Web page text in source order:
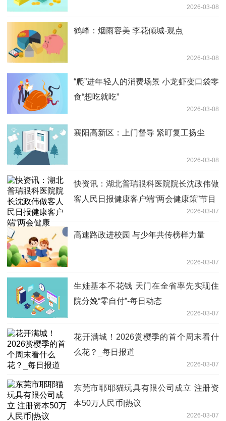
2026-03-08
鹤峰：烟雨容美 李花倾城-观点
2026-03-08
“爬”进年轻人的消费场景 小龙虾变口袋零
食“想吃就吃”
2026-03-08
襄阳高新区：上门督导 紧盯复工扬尘
2026-03-08
快资讯：湖北普瑞眼科医院院长沈政伟做
客人民日报健康客户端“两会健康策”节目
2026-03-07
高速路政进校园 与少年共传榜样力量
2026-03-07
生娃基本不花钱 天门在全省率先实现住
院分娩“零自付”-每日动态
2026-03-07
花开满城！2026赏樱季的首个周末看什
么花？_每日报道
2026-03-07
东莞市耶耶猫玩具有限公司成立 注册资
本50万人民币|热议
2026-03-07